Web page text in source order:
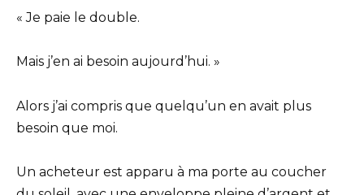
« Je paie le double.
Mais j’en ai besoin aujourd’hui. »
Alors j’ai compris que quelqu’un en avait plus
besoin que moi.
Un acheteur est apparu à ma porte au coucher